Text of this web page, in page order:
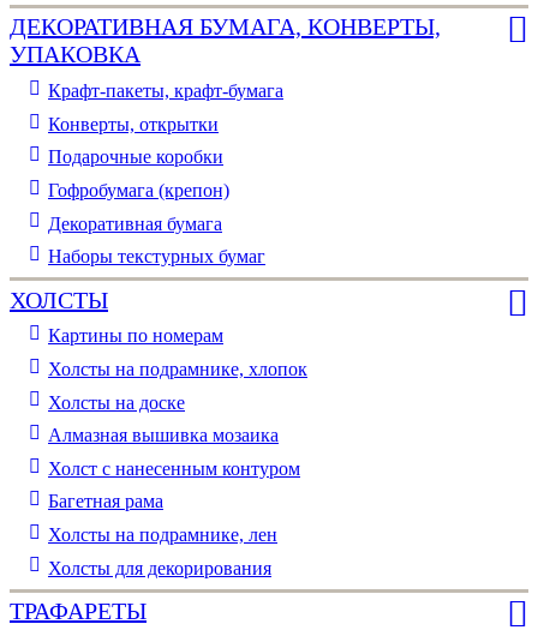
ДЕКОРАТИВНАЯ БУМАГА, КОНВЕРТЫ,
УПАКОВКА
Крафт-пакеты, крафт-бумага
Конверты, открытки
Подарочные коробки
Гофробумага (крепон)
Декоративная бумага
Наборы текстурных бумаг
ХОЛСТЫ
Картины по номерам
Холсты на подрамнике, хлопок
Холсты на доске
Алмазная вышивка мозаика
Холст с нанесенным контуром
Багетная рама
Холсты на подрамнике, лен
Холсты для декорирования
ТРАФАРЕТЫ